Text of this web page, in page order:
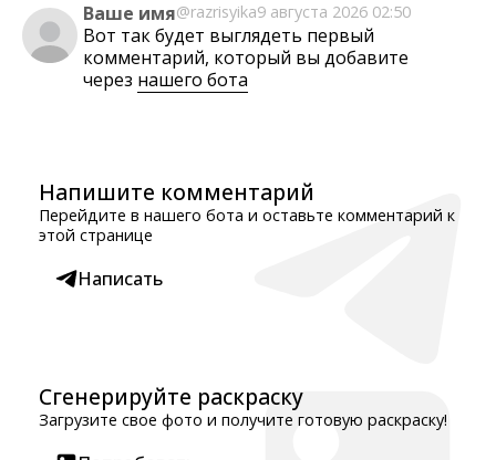
Ваше имя@razrisyika9 августа 2026 02:50
Вот так будет выглядеть первый
комментарий, который вы добавите
через нашего бота
Напишите комментарий
Перейдите в нашего бота и оставьте комментарий к
этой странице
Написать
Сгенерируйте раскраску
Загрузите свое фото и получите готовую раскраску!